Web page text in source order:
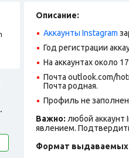
Описание:
Аккаунты Instagram
Год регистрации
На аккаунтах около
Почта outlook.com/
Почта родная.
Профиль не
Важно: любой аккаунт
явлением.
Формат выдаваемых